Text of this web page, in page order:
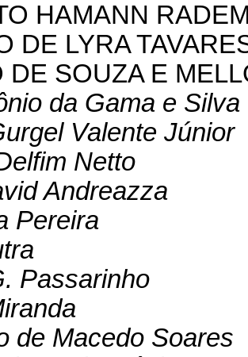
HAMANN
DE LYRA
DE SOUZA E
da Gama e Silva
Valente Júnior
Netto
Andreazza
Pereira
Passarinho
de Macedo Soares